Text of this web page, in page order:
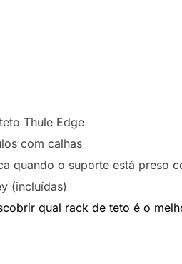
Thule Edge
com calhas
quando o suporte está preso
(incluídas)
qual rack de teto é o